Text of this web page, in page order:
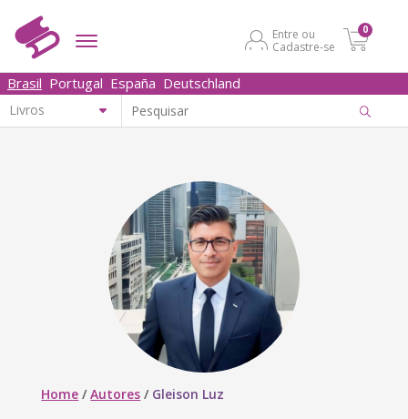
Entre ou
Cadastre-se
0
Brasil Portugal España Deutschland
Home /Autores / Gleison Luz